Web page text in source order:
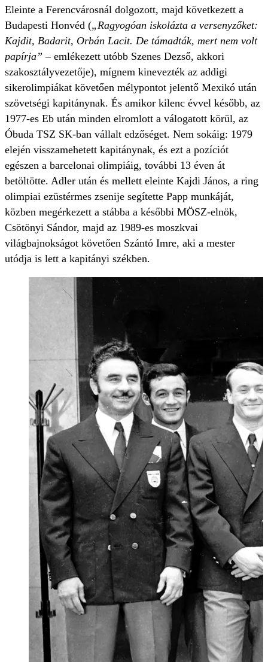
Eleinte a Ferencvárosnál dolgozott, majd következett a
Budapesti Honvéd („Ragyogóan iskolázta a versenyzőket:
Kajdit, Badarit, Orbán Lacit. De támadták, mert nem volt
papírja” – emlékezett utóbb Szenes Dezső, akkori
szakosztályvezetője), mígnem kinevezték az addigi
sikerolimpiákat követően mélypontot jelentő Mexikó után
szövetségi kapitánynak. És amikor kilenc évvel később, az
1977-es Eb után minden elromlott a válogatott körül, az
Óbuda TSZ SK-ban vállalt edzőséget. Nem sokáig: 1979
elején visszamehetett kapitánynak, és ezt a pozíciót
egészen a barcelonai olimpiáig, további 13 éven át
betöltötte. Adler után és mellett eleinte Kajdi János, a ring
olimpiai ezüstérmes zsenije segítette Papp munkáját,
közben megérkezett a stábba a későbbi MÖSZ-elnök,
Csötönyi Sándor, majd az 1989-es moszkvai
világbajnokságot követően Szántó Imre, aki a mester
utódja is lett a kapitányi székben.